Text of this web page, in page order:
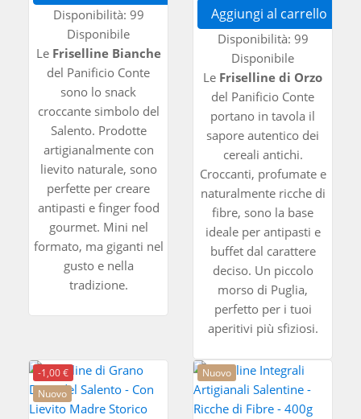
Disponibilità: 99
Disponibile
Le Friselline Bianche
del Panificio Conte
sono lo snack
croccante simbolo del
Salento. Prodotte
artigianalmente con
lievito naturale, sono
perfette per creare
antipasti e finger food
gourmet. Mini nel
formato, ma giganti nel
gusto e nella
tradizione.
Aggiungi al carrello
Disponibilità: 99
Disponibile
Le Friselline di Orzo
del Panificio Conte
portano in tavola il
sapore autentico dei
cereali antichi.
Croccanti, profumate e
naturalmente ricche di
fibre, sono la base
ideale per antipasti e
buffet dal carattere
deciso. Un piccolo
morso di Puglia,
perfetto per i tuoi
aperitivi più sfiziosi.
-1,00 €
Nuovo
Nuovo